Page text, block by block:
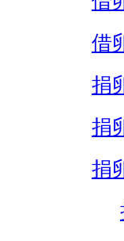
借
捐
捐
捐